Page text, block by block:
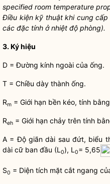
specified room temperature
Điều kiện kỹ thuật khi cung cấp
các đặc tính ở nhiệt độ phòng).
3. Ký hiệu
D = Đường kính ngoài của ống.
T = Chiều dày thành ống.
Rm = Giới hạn bền kéo, tính
Reh = Giới hạn chảy trên tính
A = Độ giãn dài sau đứt, biểu
dài cữ ban đầu (L 0), L 0= 5,65
S0 = Diện tích mặt cắt ngang